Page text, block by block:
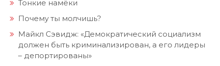
Почему ты молчишь?
Майкл Сэвидж: «Демократический социализм
должен быть криминализирован, а его лидеры
– депортированы»